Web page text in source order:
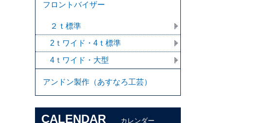
フロントバイザー
２ｔ標準
2ｔワイド・4ｔ標準
4ｔワイド・大型
アンドン製作（あすなろ工芸）
CALENDAR カレンダー